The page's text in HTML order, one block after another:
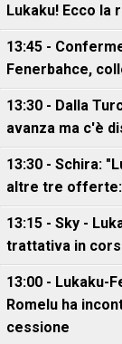
Lukaku! Ecco la
13:45 -
Fenerbahce,
13:30 - Dalla
avanza ma c'è
13:30 - Schira:
altre tre offerte:
13:15 - Sky -
trattativa in
13:00 - Lukaku-
Romelu ha
cessione